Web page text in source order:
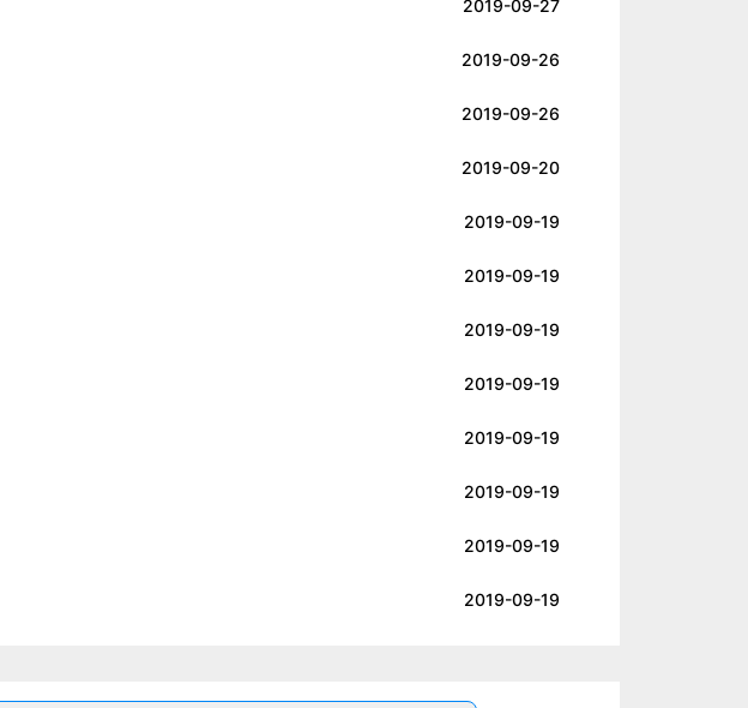
2019-09-27
2019-09-26
2019-09-26
2019-09-20
2019-09-19
2019-09-19
2019-09-19
2019-09-19
2019-09-19
2019-09-19
2019-09-19
2019-09-19